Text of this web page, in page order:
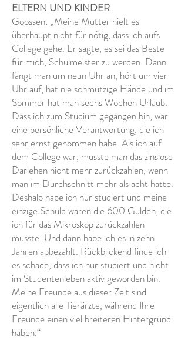
ELTERN UND KINDER
Goossen: „Meine Mutter hielt es
überhaupt nicht für nötig, dass ich aufs
College gehe. Er sagte, es sei das Beste
für mich, Schulmeister zu werden. Dann
fängt man um neun Uhr an, hört um vier
Uhr auf, hat nie schmutzige Hände und im
Sommer hat man sechs Wochen Urlaub.
Dass ich zum Studium gegangen bin, war
eine persönliche Verantwortung, die ich
sehr ernst genommen habe. Als ich auf
dem College war, musste man das zinslose
Darlehen nicht mehr zurückzahlen, wenn
man im Durchschnitt mehr als acht hatte.
Deshalb habe ich nur studiert und meine
einzige Schuld waren die 600 Gulden, die
ich für das Mikroskop zurückzahlen
musste. Und dann habe ich es in zehn
Jahren abbezahlt. Rückblickend finde ich
es schade, dass ich nur studiert und nicht
im Studentenleben aktiv geworden bin.
Meine Freunde aus dieser Zeit sind
eigentlich alle Tierärzte, während Ihre
Freunde einen viel breiteren Hintergrund
haben.“